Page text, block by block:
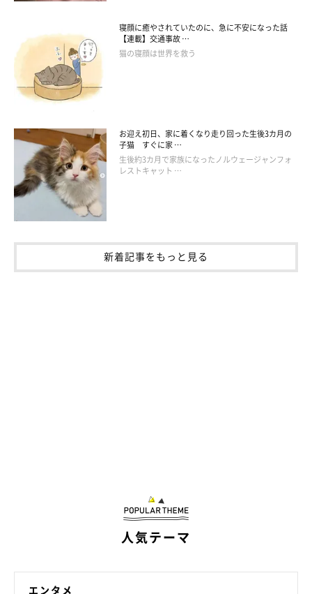
寝顔に癒やされていたのに、急に不安になった話
【連載】交通事故 …
猫の寝顔は世界を救う
お迎え初日、家に着くなり走り回った生後3カ月の
子猫 すぐに家 …
生後約3カ月で家族になったノルウェージャンフォ
レストキャット …
新着記事をもっと見る
人気テーマ
エンタメ